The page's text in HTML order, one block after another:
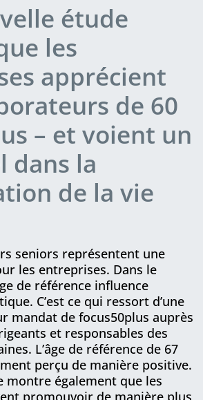
étude
les
apprécient
de 60
– et voient un
dans la
de la vie
seniors représentent une
les entreprises. Dans le
de référence influence
C’est ce qui ressort d’une
mandat de focus50plus auprès
et responsables des
L’âge de référence de 67
perçu de manière positive.
montre également que les
promouvoir de manière plus